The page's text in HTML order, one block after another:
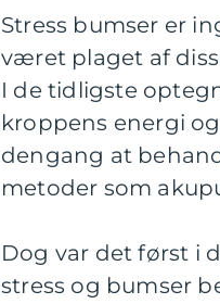
Stress bumser er
været plaget af
I de tidligste
kroppens energi
dengang at
metoder som
Dog var det først i
stress og bumser